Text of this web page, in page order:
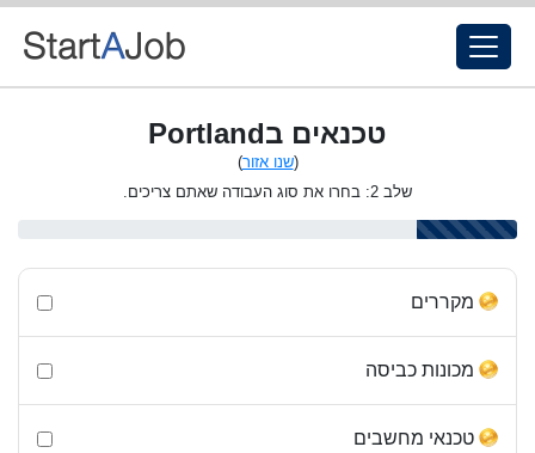
טכנאים בPortland
(שנו אזור)
שלב 2: בחרו את סוג העבודה שאתם צריכים.
מקררים
מכונות כביסה
טכנאי מחשבים